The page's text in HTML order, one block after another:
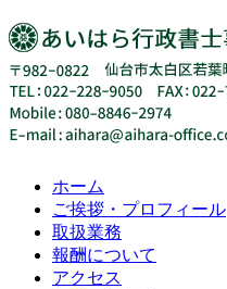
ホーム
ご挨拶・プロフィール
取扱業務
報酬について
アクセス